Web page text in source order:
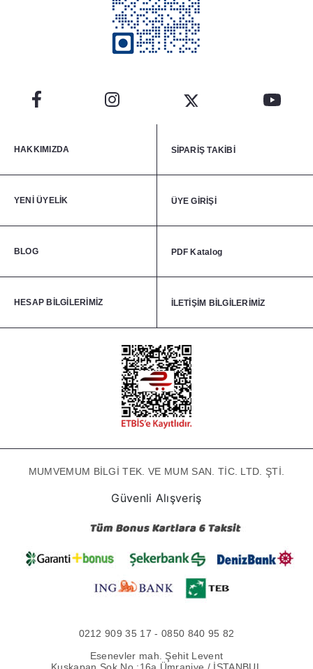
HAKKIMIZDA SİPARİŞ TAKİBİ
YENİ ÜYELİK ÜYE GİRİŞİ
BLOG PDF Katalog
HESAP BİLGİLERİMİZ İLETİŞİM BİLGİLERİMİZ
MUMVEMUM BİLGİ TEK. VE MUM SAN. TİC. LTD. ŞTİ.
Güvenli Alışveriş
0212 909 35 17 - 0850 840 95 82
Esenevler mah. Şehit Levent